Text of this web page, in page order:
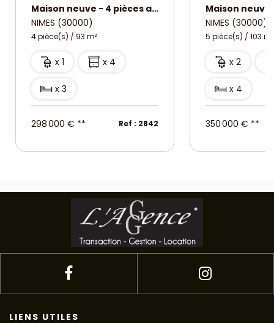
Maison neuve - 4 pièces avec terrasses et garage - Quartier des Marronniers
NIMES (30000)
4 pièce(s) / 93 m²
x 1 x 4
x 3
298 000 € ** Ref : 2842
NIMES (30000)
5 pièce(s) / 103 m²
x 2
x 4
350 000 € **
LIENS UTILES